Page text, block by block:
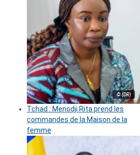
© (DR)
Tchad : Menodji Rita prend les
commandes de la Maison de la
femme